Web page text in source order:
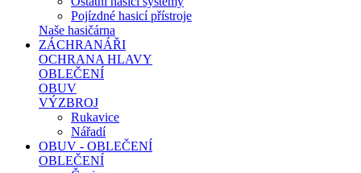
Pojízdné hasicí přístroje
Naše hasičárna
ZÁCHRANÁŘI
OCHRANA HLAVY
OBLEČENÍ
OBUV
VÝZBROJ
Rukavice
Nářadí
OBUV - OBLEČENÍ
OBLEČENÍ